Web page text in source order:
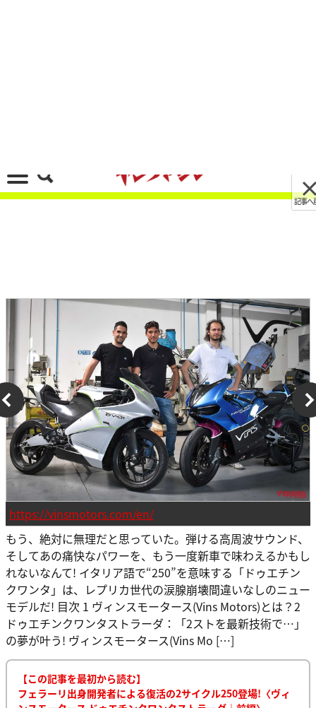
https://vinsmotors.com/en/
もう、絶対に無理だと思っていた。弾ける高周波サウンド、
そしてあの痛快なパワーを、もう一度新車で味わえるかもし
れないなんて! イタリア語で“250”を意味する「ドゥエチン
クワンタ」は、レプリカ世代の涙腺崩壊間違いなしのニュー
モデルだ! 目次 1 ヴィンスモータース(Vins Motors)とは？2
ドゥエチンクワンタストラーダ：「2ストを最新技術で…」
の夢が叶う! ヴィンスモータース(Vins Mo […]
【この記事を最初から読む】
フェラーリ出身開発者による復活の2サイクル250登場!〈ヴィ